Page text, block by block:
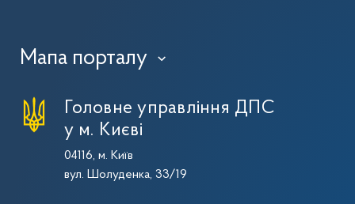
Мапа порталу ›
Головне управління ДПС
у м. Києві
04116, м. Київ
вул. Шолуденка, 33/19